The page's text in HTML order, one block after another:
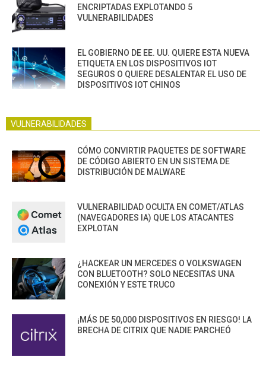
ENCRIPTADAS EXPLOTANDO 5
VULNERABILIDADES
EL GOBIERNO DE EE. UU. QUIERE ESTA NUEVA
ETIQUETA EN LOS DISPOSITIVOS IOT
SEGUROS O QUIERE DESALENTAR EL USO DE
DISPOSITIVOS IOT CHINOS
VULNERABILIDADES
CÓMO CONVIRTIR PAQUETES DE SOFTWARE
DE CÓDIGO ABIERTO EN UN SISTEMA DE
DISTRIBUCIÓN DE MALWARE
VULNERABILIDAD OCULTA EN COMET/ATLAS
(NAVEGADORES IA) QUE LOS ATACANTES
EXPLOTAN
¿HACKEAR UN MERCEDES O VOLKSWAGEN
CON BLUETOOTH? SOLO NECESITAS UNA
CONEXIÓN Y ESTE TRUCO
¡MÁS DE 50,000 DISPOSITIVOS EN RIESGO! LA
BRECHA DE CITRIX QUE NADIE PARCHEÓ